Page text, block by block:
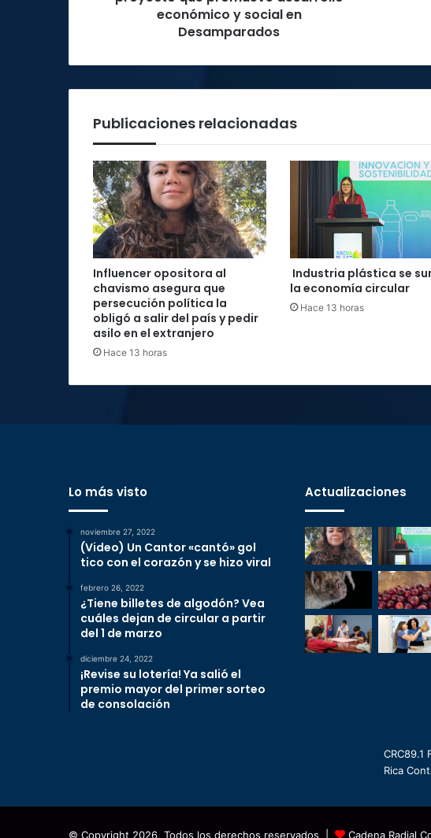
económico y social en
Desamparados
Publicaciones relacionadas
Influencer opositora al
chavismo asegura que
persecución política la
obligó a salir del país y pedir
asilo en el extranjero
Hace 13 horas
Industria plástica se
la economía circular
Hace 13 horas
Lo más visto
noviembre 27, 2022
(Video) Un Cantor «cantó» gol
tico con el corazón y se hizo viral
febrero 26, 2022
¿Tiene billetes de algodón? Vea
cuáles dejan de circular a partir
del 1 de marzo
diciembre 24, 2022
¡Revise su lotería! Ya salió el
premio mayor del primer sorteo
de consolación
Actualizaciones
Rica
© Copyright 2026, Todos los derechos reservados | Cadena Radial